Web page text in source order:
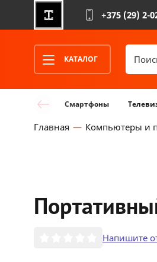
+375 (29) 2-
КАТАЛОГ
Смартфоны
Главная Компьютеры и
Напишите